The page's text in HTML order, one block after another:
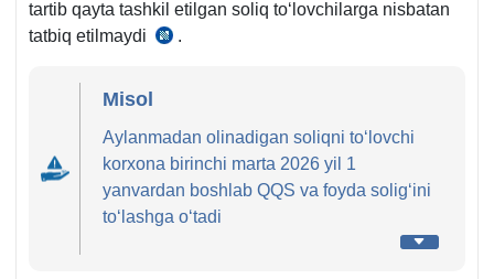
tartib qayta tashkil etilgan soliq toʻlovchilarga nisbatan
tatbiq etilmaydi
SK
q.
.
Misol
Aylanmadan olinadigan soliqni toʻlovchi
korхona birinchi marta 2026 yil 1
yanvardan boshlab QQS va foyda soligʻini
toʻlashga oʻtadi